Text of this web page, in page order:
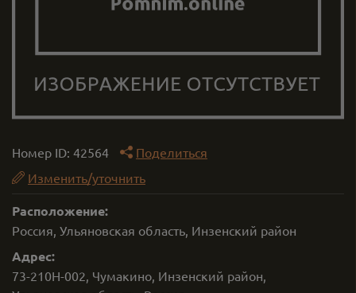
Номер ID: 42564
Поделиться
Изменить/уточнить
Расположение:
Россия, Ульяновская область, Инзенский район
Адрес:
73-210Н-002, Чумакино, Инзенский район,